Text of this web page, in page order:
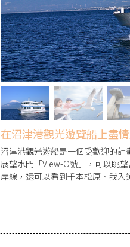
在沼津港觀光遊覽船上盡
沼津港觀光遊船是一個受歡迎的
展望水門「View-O號」，可以眺
岸線，還可以看到千本松原、我
翔的海鷗以及閃閃發光的海洋等
在。此外，還可以和愛犬一起搭